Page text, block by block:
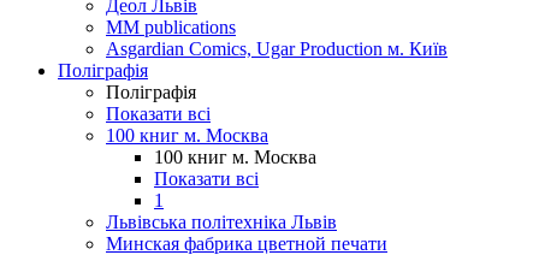
Деол Львів
MM publications
Asgardian Comics, Ugar Production м. Київ
Поліграфія
Поліграфія
Показати всі
100 книг м. Москва
100 книг м. Москва
Показати всі
1
Львівська політехніка Львів
Минская фабрика цветной печати